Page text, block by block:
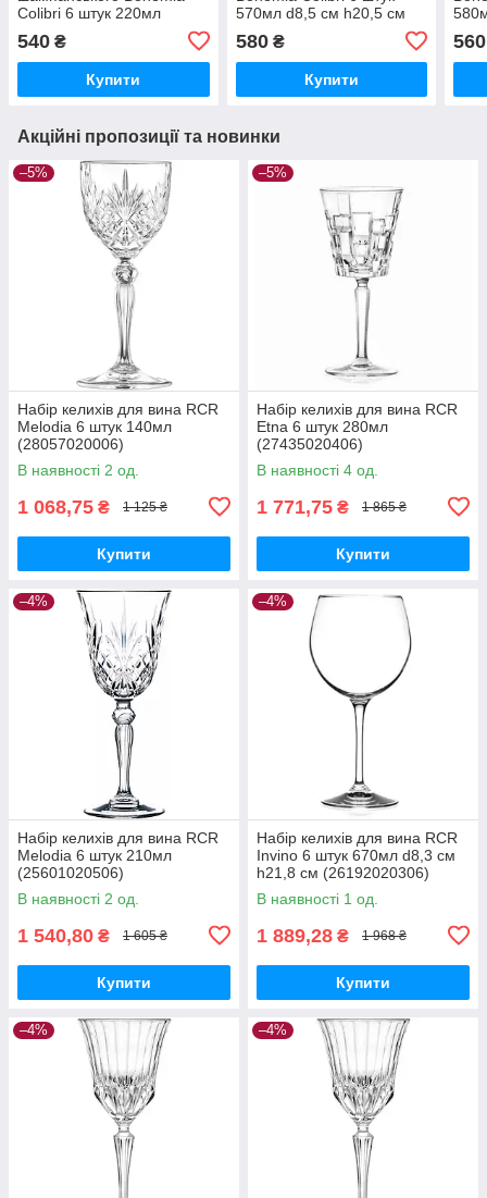
Colibri 6 штук 220мл
(4S032/220)
540 ₴
Купити
570мл d8,5 см h20,5 см
(4S032/570)
580₴
Купити
560
Акційні пропозиції та новинки
–5%
Набір келихів для вина RCR
Melodia 6 штук 140мл
(28057020006)
В наявності 2 од.
1 068,75 ₴ 1 125 ₴
Купити
–5%
Набір келихів для вина RCR
Etna 6 штук 280мл
(27435020406)
В наявності 4 од.
1 771,75 ₴ 1 865 ₴
Купити
–4%
Набір келихів для вина RCR
Melodia 6 штук 210мл
(25601020506)
В наявності 2 од.
1 540,80 ₴ 1 605 ₴
Купити
–4%
Набір келихів для вина RCR
Invino 6 штук 670мл d8,3 см
h21,8 см (26192020306)
В наявності 1 од.
1 889,28 ₴ 1 968 ₴
Купити
–4% –4%